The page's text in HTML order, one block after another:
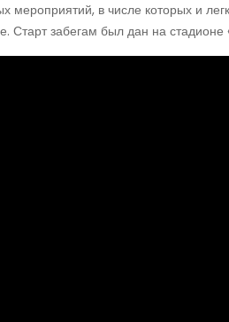
в числе которых и
Старт забегам был дан на стадионе